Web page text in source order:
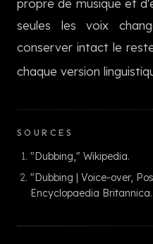
propre de musique et
seules les voix
conserver intact le
chaque version
SOURCES
"Dubbing," Wikipedia.
"Dubbing | Voice-over,
Encyclopaedia Britannica.